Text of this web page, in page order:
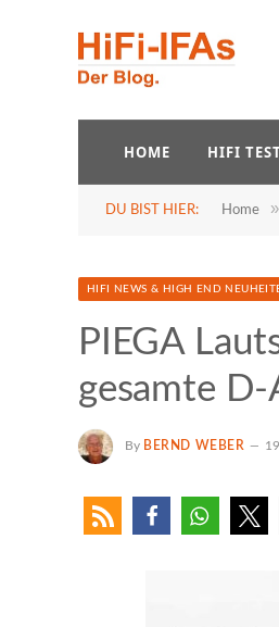
HOME HIFI
DU BIST HIER: Home »
HIFI NEWS & HIGH END
PIEGA
gesamte
By BERND WEBER